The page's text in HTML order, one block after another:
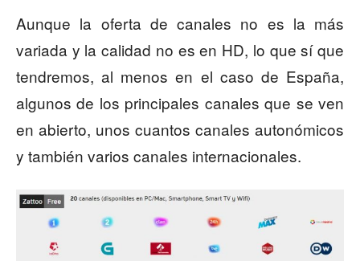
Aunque la oferta de canales no es la más
variada y la calidad no es en HD, lo que sí que
tendremos, al menos en el caso de España,
algunos de los principales canales que se ven
en abierto, unos cuantos canales autonómicos
y también varios canales internacionales.